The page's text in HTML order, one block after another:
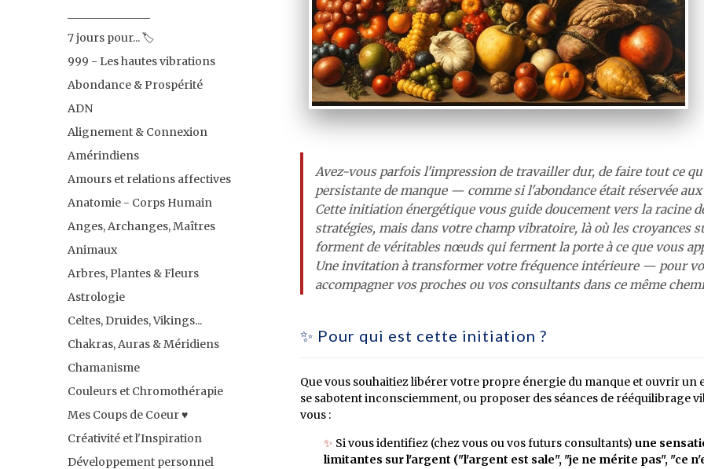
7 jours pour... 🏷
999 - Les hautes vibrations
Abondance & Prospérité
ADN
Alignement & Connexion
Amérindiens
Amours et relations affectives
Anatomie - Corps Humain
Anges, Archanges, Maîtres
Animaux
Arbres, Plantes & Fleurs
Astrologie
Celtes, Druides, Vikings...
Chakras, Auras & Méridiens
Chamanisme
Couleurs et Chromothérapie
Mes Coups de Coeur ♥️
Créativité et l'Inspiration
Développement personnel
Avez-vous parfois l'impression de travailler dur, de faire tout ce
persistante de manque — comme si l'abondance était réservée aux
Cette initiation énergétique vous guide doucement vers la racine
stratégies, mais dans votre champ vibratoire, là où les croyances
forment de véritables nœuds qui ferment la porte à ce que vous
Une invitation à transformer votre fréquence intérieure — pour
accompagner vos proches ou vos consultants dans ce même
✨ Pour qui est cette initiation ?
Que vous souhaitiez libérer votre propre énergie du manque et ouvrir un
se sabotent inconsciemment, ou proposer des séances de rééquilibrage
vous :
✨ Si vous identifiez (chez vous ou vos futurs consultants) une
limitantes sur l'argent ("l'argent est sale", "je ne mérite pas", "ce